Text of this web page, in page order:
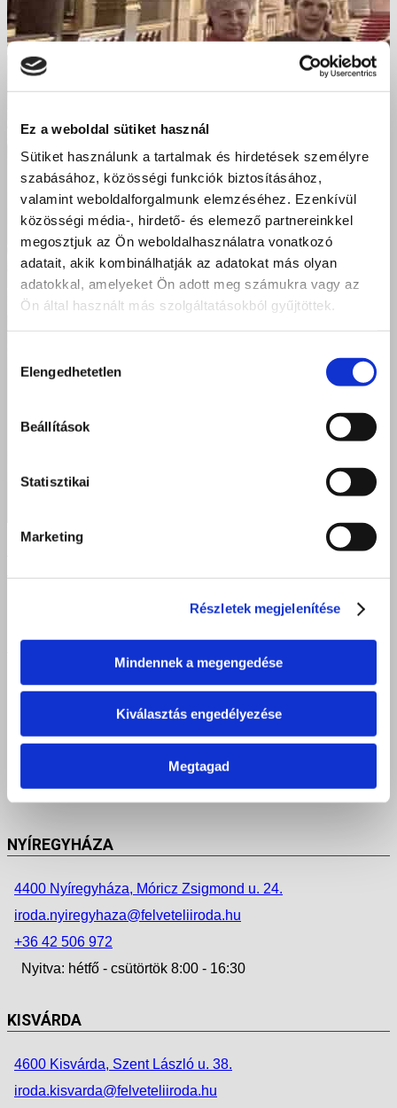
Ez a weboldal sütiket használ
Sütiket használunk a tartalmak és hirdetések személyre
szabásához, közösségi funkciók biztosításához,
valamint weboldalforgalmunk elemzéséhez. Ezenkívül
közösségi média-, hirdető- és elemező partnereinkkel
megosztjuk az Ön weboldalhasználatra vonatkozó
adatait, akik kombinálhatják az adatokat más olyan
adatokkal, amelyeket Ön adott meg számukra vagy az
Ön által használt más szolgáltatásokból gyűjtöttek.
kiválasztása
Elengedhetetlen
Beállítások
Statisztikai
Marketing
Részletek megjelenítése
Mindennek a megengedése
Kiválasztás engedélyezése
Megtagad
Parlamenti szakmai látogatás a Szent Bazil Technikum
DEBRECEN
4025 Debrecen, Postakert u. 2.
4034 Debrecen, Faraktár u. 107.
iroda.debrecen@felveteliiroda.hu
Nyitva: hétfő - péntek 8:00 - 16:30
NYÍREGYHÁZA
4400 Nyíregyháza, Móricz Zsigmond u. 24.
iroda.nyiregyhaza@felveteliiroda.hu
+36 42 506 972
Nyitva: hétfő - csütörtök 8:00 - 16:30
KISVÁRDA
4600 Kisvárda, Szent László u. 38.
iroda.kisvarda@felveteliiroda.hu